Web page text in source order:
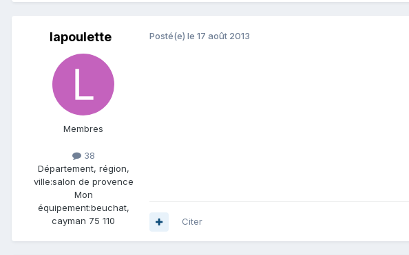
lapoulette
Membres
38
Département, région,
ville:salon de provence
Mon
équipement:beuchat,
cayman 75 110
Posté(e) le 17 août 2013
Citer